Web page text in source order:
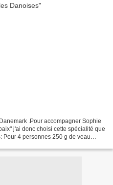
.Pour accompagner Sophie
j'ai donc choisi cette spécialité que
Pour 4 personnes 250 g de veau